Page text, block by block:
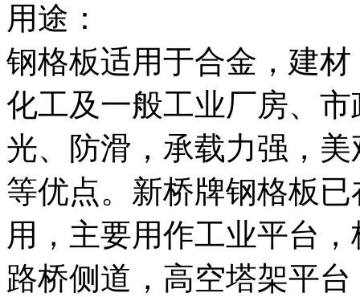
用途：
钢格板适用于合金，建
化工及一般工业厂房、
光、防滑，承载力强，
等优点。新桥牌钢格板
用，主要用作工业平台
路桥侧道，高空塔架平